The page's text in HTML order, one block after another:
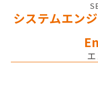
システムエン